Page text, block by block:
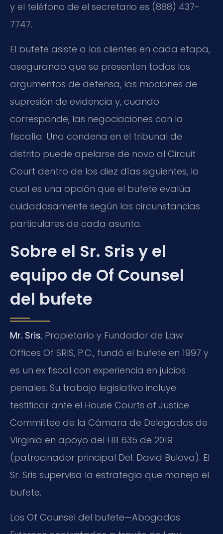
y el teléfono de el secretario es (888) 437-
7747.
El bufete asiste a los clientes en cada etapa,
asegurando que se presenten todos los
argumentos de defensa, las mociones de
supresión de evidencia y, cuando
corresponde, las negociaciones con la
fiscalía. Una condena en el tribunal de
distrito puede apelarse de novo al Circuit
Court dentro de los diez días siguientes, lo
cual es una opción que el bufete evalúa
cuidadosamente según las circunstancias
particulares de cada asunto.
Sobre el Sr. Sris y el
equipo de Of Counsel
del bufete
Mr. Sris, Propietario y Fundador de Law
Offices Of SRIS, P.C., fundó el bufete en 1997 y
es un ex fiscal con experiencia en juicios
penales. Su trabajo legislativo incluye
testificar ante el House Courts of Justice
Committee de la Cámara de Delegados de
Virginia en apoyo del HB 635 de 2019
(patrocinador principal Del. David Bulova). El
Sr. Sris supervisa la estrategia que maneja el
bufete.
Los Of Counsel del bufete—Abogados